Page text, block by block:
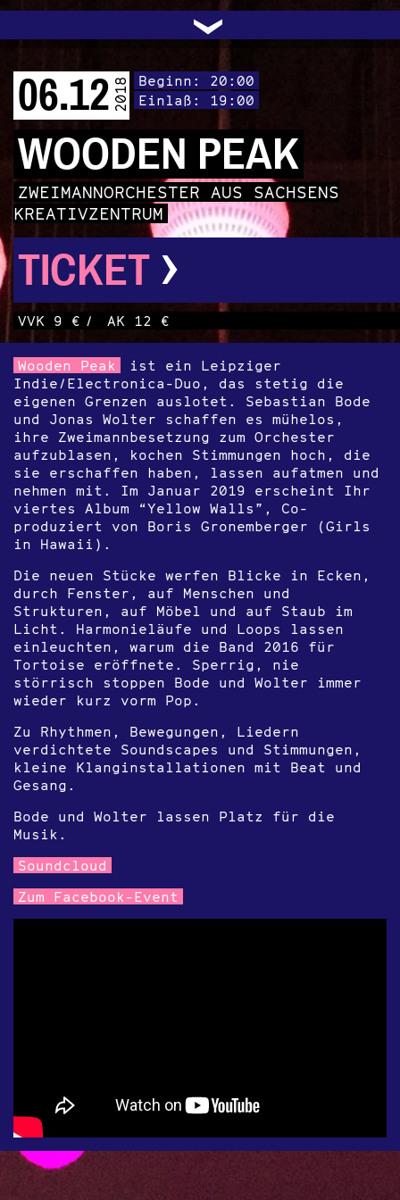
PROGRAMM
ARCHIV
AUDIO|VIDEO
LICHTBLICKE
TRANSIT
OFFENE TÜR
FACEBOOK
INSTAGRAM
KONTAKT
TRAFO
UNTERSTÜTZEN
POLITIK
›
WOODEN PEAK
ZWEIMANNORCHESTER AUS SACHSENS
KREATIVZENTRUM
TICKET ›
VVK 9 € / AK 12 €
Beginn: 20:00
Einlaß: 19:00
06.122018
Wooden Peak
ist ein Leipziger
Indie/Electronica-Duo, das stetig die
eigenen Grenzen auslotet. Sebastian Bode
und Jonas Wolter schaffen es mühelos,
ihre Zweimannbesetzung zum Orchester
aufzublasen, kochen Stimmungen hoch, die
sie erschaffen haben, lassen aufatmen und
nehmen mit. Im Januar 2019 erscheint Ihr
viertes Album “Yellow Walls”, Co-
produziert von Boris Gronemberger (Girls
in Hawaii).
Die neuen Stücke werfen Blicke in Ecken,
durch Fenster, auf Menschen und
Strukturen, auf Möbel und auf Staub im
Licht. Harmonieläufe und Loops lassen
einleuchten, warum die Band 2016 für
Tortoise eröffnete. Sperrig, nie
störrisch stoppen Bode und Wolter immer
wieder kurz vorm Pop.
Zu Rhythmen, Bewegungen, Liedern
verdichtete Soundscapes und Stimmungen,
kleine Klanginstallationen mit Beat und
Gesang.
Bode und Wolter lassen Platz für die
Musik.
Soundcloud
Zum Facebook-Event